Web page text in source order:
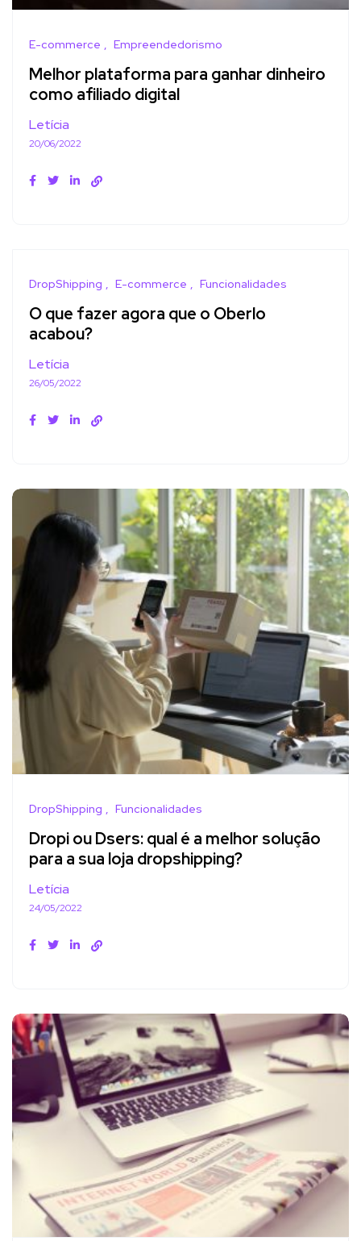
E-commerce Empreendedorismo
Melhor plataforma para ganhar dinheiro
como afiliado digital
Letícia
20/06/2022
DropShipping E-commerce Funcionalidades
O que fazer agora que o Oberlo
acabou?
Letícia
26/05/2022
DropShipping Funcionalidades
Dropi ou Dsers: qual é a melhor solução
para a sua loja dropshipping?
Letícia
24/05/2022